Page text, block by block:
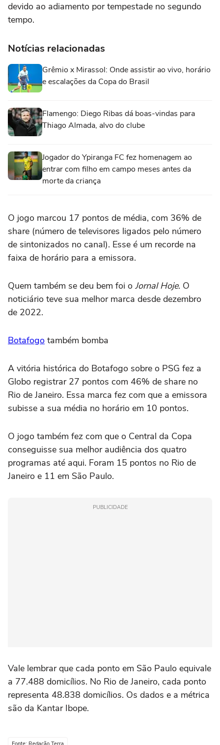
devido ao adiamento por tempestade no segundo
tempo.
Notícias relacionadas
Grêmio x Mirassol: Onde assistir ao vivo, horário
e escalações da Copa do Brasil
Flamengo: Diego Ribas dá boas-vindas para
Thiago Almada, alvo do clube
Jogador do Ypiranga FC fez homenagem ao
entrar com filho em campo meses antes da
morte da criança
O jogo marcou 17 pontos de média, com 36% de
share (número de televisores ligados pelo número
de sintonizados no canal). Esse é um recorde na
faixa de horário para a emissora.
Quem também se deu bem foi o Jornal Hoje. O
noticiário teve sua melhor marca desde dezembro
de 2022.
Botafogo também bomba
A vitória histórica do Botafogo sobre o PSG fez a
Globo registrar 27 pontos com 46% de share no
Rio de Janeiro. Essa marca fez com que a emissora
subisse a sua média no horário em 10 pontos.
O jogo também fez com que o Central da Copa
conseguisse sua melhor audiência dos quatro
programas até aqui. Foram 15 pontos no Rio de
Janeiro e 11 em São Paulo.
PUBLICIDADE
Vale lembrar que cada ponto em São Paulo equivale
a 77.488 domicílios. No Rio de Janeiro, cada ponto
representa 48.838 domicílios. Os dados e a métrica
são da Kantar Ibope.